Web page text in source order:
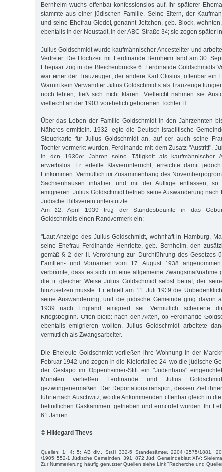
Bernheim wuchs offenbar konfessionslos auf. Ihr späterer
stammte aus einer jüdischen Familie. Seine Eltern, der
und seine Ehefrau Giedel, genannt Jettchen, geb. Block,
ebenfalls in der Neustadt, in der ABC-Straße 34; sie zogen später
Julius Goldschmidt wurde kaufmännischer Angestellter und
Vertreter. Die Hochzeit mit Ferdinande Bernheim fand am 30.
Ehepaar zog in die Bleichenbrücke 6. Ferdinande Goldschmidts
war einer der Trauzeugen, der andere Karl Closius, offenbar ein
Warum kein Verwandter Julius Goldschmidts als Trauzeuge
noch lebten, ließ sich nicht klären. Vielleicht nahmen sie
vielleicht an der 1903 vorehelich geborenen Tochter H.
Über das Leben der Familie Goldschmidt in den Jahrzehnten
Näheres ermitteln. 1932 legte die Deutsch-Israelitische
Steuerkarte für Julius Goldschmidt an, auf der auch seine
Tochter vermerkt wurden, Ferdinande mit dem Zusatz "Austritt".
in den 1930er Jahren seine Tätigkeit als kaufmännischer
erwerbslos. Er erteilte Klavierunterricht, erreichte damit
Einkommen. Vermutlich im Zusammenhang des
Sachsenhausen inhaftiert und mit der Auflage entlassen,
emigrieren. Julius Goldschmidt betrieb seine Auswanderung nach
Jüdische Hilfsverein unterstützte.
Am 22. April 1939 trug der Standesbeamte in das
Goldschmidts einen Randvermerk ein:
"Laut Anzeige des Julius Goldschmidt, wohnhaft in Hamburg,
seine Ehefrau Ferdinande Henriette, geb. Bernheim, den
gemäß § 2 der II. Verordnung zur Durchführung des Gesetzes
Familien- und Vornamen vom 17. August 1938
verbrämte, dass es sich um eine allgemeine Zwangsmaßnahme
die in gleicher Weise Julius Goldschmidt selbst betraf, der
hinzusetzen musste. Er erhielt am 11. Juli 1939 die
seine Auswanderung, und die jüdische Gemeinde ging davon
1939 nach England emigriert sei. Vermutlich scheiterte
Kriegsbeginn. Offen bleibt nach den Akten, ob Ferdinande
ebenfalls emigrieren wollten. Julius Goldschmidt arbeitete
vermutlich als Zwangsarbeiter.
Die Eheleute Goldschmidt verließen ihre Wohnung in der
Februar 1942 und zogen in die Kielortallee 24, wo die jüdische
der Gestapo im Oppenheimer-Stift ein "Judenhaus"
Monaten verließen Ferdinande und Julius
gezwungenermaßen. Der Deportationstransport, dessen Ziel
führte nach Auschwitz, wo die Ankommenden offenbar gleich in
befindlichen Gaskammern getrieben und ermordet wurden. Ihr
61 Jahren.
© Hildegard Thevs
Quellen: 1; 4; 5; AB div., StaH 332-5 Standesämter, 2204+2575/1881,
/1905; 552-1 Jüdische Gemeinden, 391; 872 Jüd. Gemeindeblatt XIV;
Zur Nummerierung häufig genutzter Quellen siehe Link "Recherche und